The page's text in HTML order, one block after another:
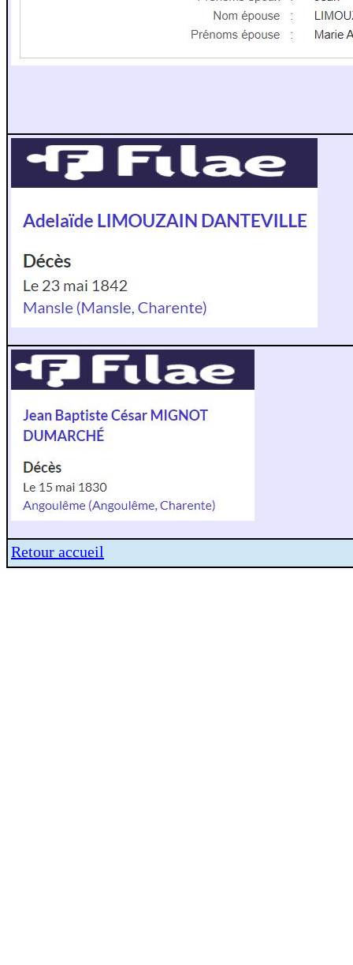
Retour accueil